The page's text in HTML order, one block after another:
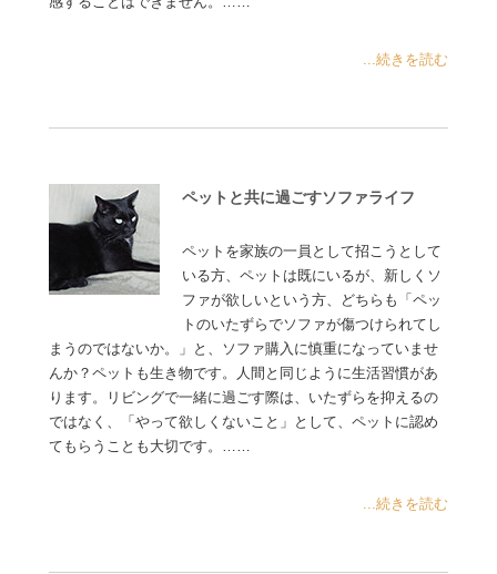
...続きを読む
ペットと共に過ごすソファライフ
ペットを家族の一員として招こうとして
いる方、ペットは既にいるが、新しくソ
ファが欲しいという方、どちらも「ペッ
トのいたずらでソファが傷つけられてし
まうのではないか。」と、ソファ購入に慎重になっていませ
んか？ペットも生き物です。人間と同じように生活習慣があ
ります。リビングで一緒に過ごす際は、いたずらを抑えるの
ではなく、「やって欲しくないこと」として、ペットに認め
てもらうことも大切です。……
...続きを読む